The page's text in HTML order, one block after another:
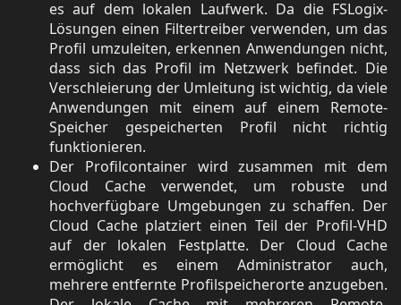
es auf dem lokalen Laufwerk. Da die FSLogix-
Lösungen einen Filtertreiber verwenden, um das
Profil umzuleiten, erkennen Anwendungen nicht,
dass sich das Profil im Netzwerk befindet. Die
Verschleierung der Umleitung ist wichtig, da viele
Anwendungen mit einem auf einem Remote-
Speicher gespeicherten Profil nicht richtig
funktionieren.
Der Profilcontainer wird zusammen mit dem
Cloud Cache verwendet, um robuste und
hochverfügbare Umgebungen zu schaffen. Der
Cloud Cache platziert einen Teil der Profil-VHD
auf der lokalen Festplatte. Der Cloud Cache
ermöglicht es einem Administrator auch,
mehrere entfernte Profilspeicherorte anzugeben.